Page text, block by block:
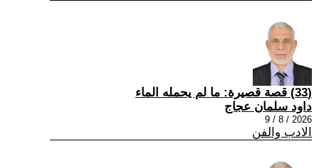
(33) قصة قصيرة: ما لم يحمله الماء
داود سلمان عجاج
2026 / 8 / 9
الادب والفن